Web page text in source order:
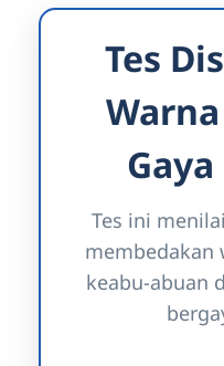
Tes
Tes ini
membedakan
keabu-abuan